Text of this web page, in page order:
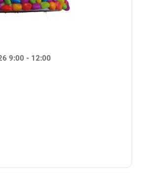
9:00 - 12:00